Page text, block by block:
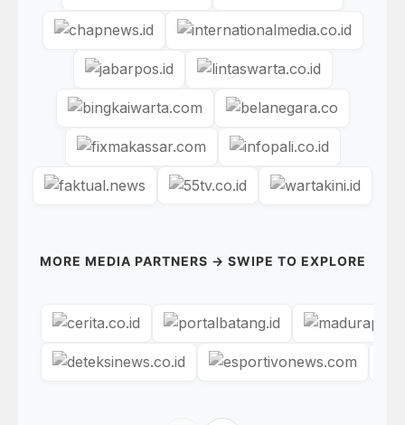
MORE MEDIA PARTNERS → SWIPE TO EXPLORE